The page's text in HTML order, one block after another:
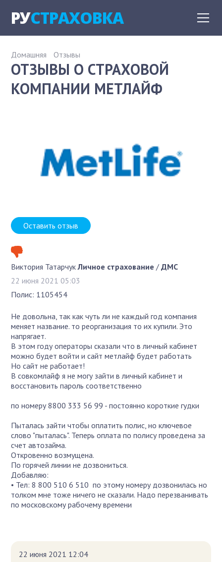
РУСТРАХОВКА
Домашняя Отзывы
ОТЗЫВЫ О СТРАХОВОЙ
КОМПАНИИ МЕТЛАЙФ
Оставить отзыв
Виктория Татарчук Личное страхование /ДМС
22 июня 2021 05:03
Полис: 1105454
Не довольна, так как чуть ли не каждый год компания
меняет название. то реорганизация то их купили. Это
напрягает.
В этом году операторы сказали что в личный кабинет
можно будет войти и сайт метлайф будет работать
Но сайт не работает!
В совкомлайф я не могу зайти в личный кабинет и
восстановить пароль соответственно
по номеру 8800 333 56 99 - постоянно короткие гудки
Пыталась зайти чтобы оплатить полис, но ключевое
слово "пыталась". Теперь оплата по полису проведена за
счет автозайма.
Откровенно возмущена.
По горячей линии не дозвониться.
Добавляю:
• Тел: 8 800 510 6 510 по этому номеру дозвонилась но
толком мне тоже ничего не сказали. Надо перезванивать
по московскому рабочему времени
22 июня 2021 12:04